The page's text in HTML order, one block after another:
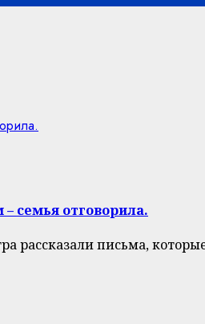
семья отговорила.
рассказали письма,